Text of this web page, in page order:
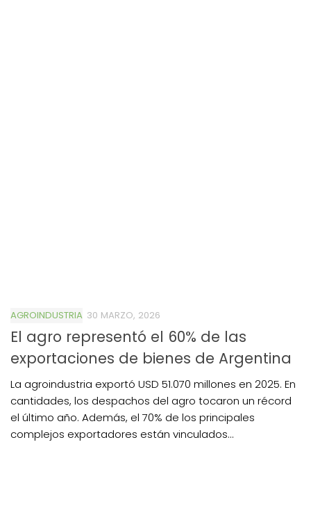
AGROINDUSTRIA 30 MARZO, 2026
El agro representó el 60% de las
exportaciones de bienes de Argentina
La agroindustria exportó USD 51.070 millones en 2025. En
cantidades, los despachos del agro tocaron un récord
el último año. Además, el 70% de los principales
complejos exportadores están vinculados...